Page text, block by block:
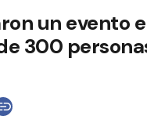
un evento
300